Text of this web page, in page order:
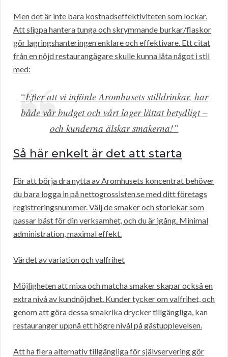
Men det är inte bara kostnadseffektiviteten som lockar.
Att slippa hantera tunga och skrymmande burkar/flaskor
gör lagringshanteringen enklare och effektivare. Ett citat
från en nöjd restaurangägare skulle kunna låta något i stil
med:
“Efter att vi införde Aromhusets stilldrinkar, har
både vår budget och vårt lager lättat betydligt –
och kunderna älskar smakerna!”
Så här enkelt är det att starta
För att börja dra nytta av Aromhusets koncentrat behöver
du bara logga in på nettogrossisten.se med ditt företags
registreringsnummer. Välj de smaker och storlekar som
passar bäst för din verksamhet, och du är igång. Minimal
administration, maximal effekt.
Värdet av variation och valfrihet
Möjligheten att mixa och matcha smaker skapar också en
extra nivå av kundnöjdhet. Kunder tycker om valfrihet, och
genom att göra dessa smakrika drycker tillgängliga, kan
restauranger uppnå ett högre nivål på gästupplevelsen.
Att ha flera alternativ tillgängliga för självservering gör